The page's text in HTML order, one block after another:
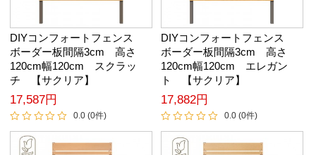
DIYコンフォートフェンス
ボーダー板間隔3cm 高さ
120cm幅120cm スクラッ
チ 【サクリア】
17,587円
0.0 (0件)
DIYコンフォートフェンス
ボーダー板間隔3cm 高さ
120cm幅120cm エレガン
ト 【サクリア】
17,882円
0.0 (0件)